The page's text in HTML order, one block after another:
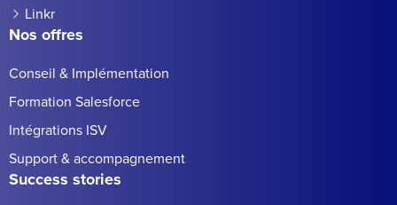
Linkr
Nos offres
Conseil & Implémentation
Formation Salesforce
Intégrations ISV
Support & accompagnement
Success stories